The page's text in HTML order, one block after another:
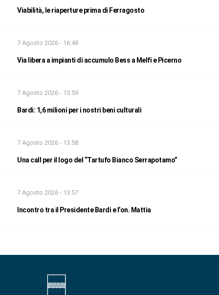
Viabilità, le riaperture prima di Ferragosto
7 Agosto 2026 - 16:48
Via libera a impianti di accumulo Bess a Melfi e Picerno
7 Agosto 2026 - 15:59
Bardi: 1,6 milioni per i nostri beni culturali
7 Agosto 2026 - 13:58
Una call per il logo del “Tartufo Bianco Serrapotamo”
7 Agosto 2026 - 13:57
Incontro tra il Presidente Bardi e l’on. Mattia